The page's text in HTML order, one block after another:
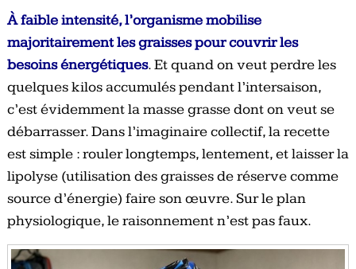
À faible intensité, l’organisme mobilise
majoritairement les graisses pour couvrir les
besoins énergétiques. Et quand on veut perdre les
quelques kilos accumulés pendant l’intersaison,
c’est évidemment la masse grasse dont on veut se
débarrasser. Dans l’imaginaire collectif, la recette
est simple : rouler longtemps, lentement, et laisser la
lipolyse (utilisation des graisses de réserve comme
source d’énergie) faire son œuvre. Sur le plan
physiologique, le raisonnement n’est pas faux.